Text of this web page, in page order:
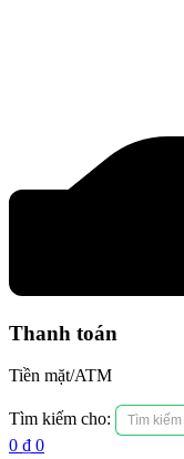
Thanh toán
Tiền mặt/ATM
Tìm kiếm cho:
0 ₫ 0